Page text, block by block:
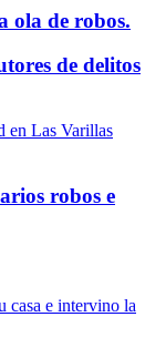
ola de robos.
de delitos
robos e